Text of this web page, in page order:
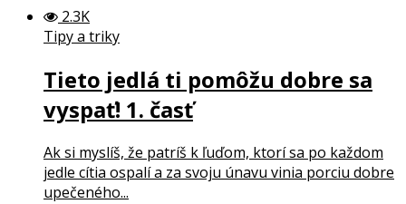
2.3K
Tipy a triky
Tieto jedlá ti pomôžu dobre sa
vyspať! 1. časť
Ak si myslíš, že patríš k ľuďom, ktorí sa po každom
jedle cítia ospalí a za svoju únavu vinia porciu dobre
upečeného...